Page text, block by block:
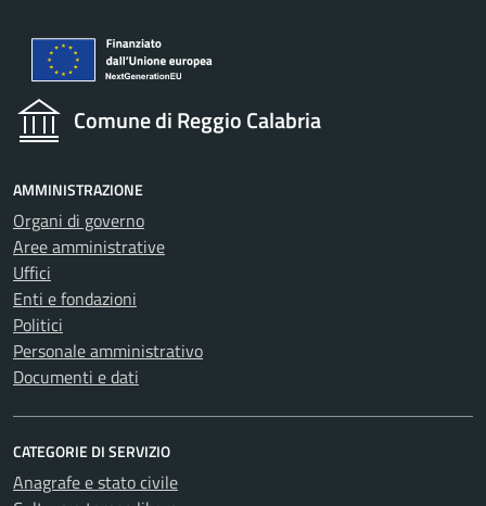
Comune di Reggio Calabria
AMMINISTRAZIONE
Organi di governo
Aree amministrative
Uffici
Enti e fondazioni
Politici
Personale amministrativo
Documenti e dati
CATEGORIE DI SERVIZIO
Anagrafe e stato civile